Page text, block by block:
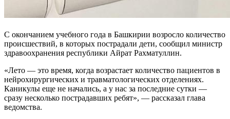
С окончанием учебного года в Башкирии возросло количество
происшествий, в которых пострадали дети, сообщил министр
здравоохранения республики Айрат Рахматуллин.
«Лето — это время, когда возрастает количество пациентов в
нейрохирургических и травматологических отделениях.
Каникулы еще не начались, а у нас за последние сутки —
сразу несколько пострадавших ребят», — рассказал глава
ведомства.